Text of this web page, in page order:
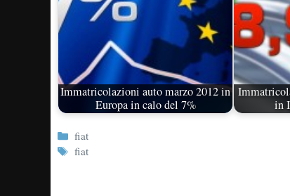
Immatricolazioni auto marzo 2012 in
Europa in calo del 7%
in
Categorie
fiat
Tag
fiat